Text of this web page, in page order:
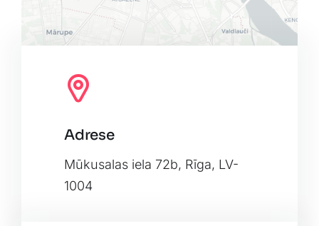
OpenStreetMap, under ODbL.
Adrese
Mūkusalas iela 72b, Rīga, LV-
1004